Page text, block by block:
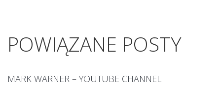
POWIĄZANE POSTY
MARK WARNER – YOUTUBE CHANNEL